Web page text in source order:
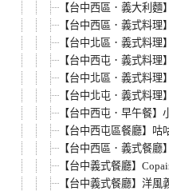
【台中西區．義大利
【台中西區．義式料
【台中北區．義式料
【台中西屯．義式料
【台中北區．義式料
【台中北屯．義式料
【台中西屯．早午餐】
【台中西屯區餐廳】
【台中西區．義式餐
【台中義式餐廳】
【台中義式餐廳】洋風